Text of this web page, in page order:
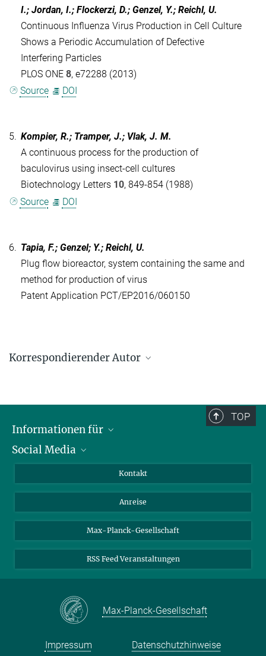
I.; Jordan, I.; Flockerzi, D.; Genzel, Y.; Reichl, U.
Continuous Influenza Virus Production in Cell Culture
Shows a Periodic Accumulation of Defective
Interfering Particles
PLOS ONE 8, e72288 (2013)
Source
DOI
5. Kompier, R.; Tramper, J.; Vlak, J. M.
A continuous process for the production of
baculovirus using insect-cell cultures
Biotechnology Letters 10, 849-854 (1988)
Source
DOI
6. Tapia, F.; Genzel; Y.; Reichl, U.
Plug flow bioreactor, system containing the same and
method for production of virus
Patent Application PCT/EP2016/060150
Korrespondierender Autor
tapia@mpi-magdeburg.mpg.de
TOP
Informationen für
Wissenschaftlerinnen und Wissenschaftler
Bewerberinnen und Bewerber
Schülerinnen und Schüler
Social Media
Mastodon
Kontakt
Anreise
Max-Planck-Gesellschaft
RSS Feed Veranstaltungen
Max-Planck-Gesellschaft
Impressum Datenschutzhinweise